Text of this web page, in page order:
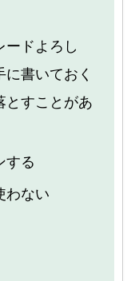
ードよろし
書いておく
とすことがあ
する
わない